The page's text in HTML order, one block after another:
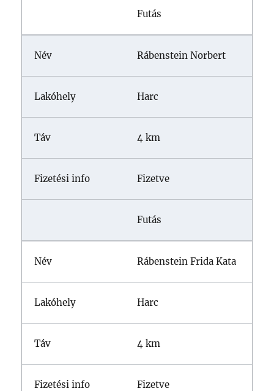
Futás
Rábenstein Norbert
Harc
4 km
Fizetve
Futás
Rábenstein Frida Kata
Harc
4 km
Fizetve